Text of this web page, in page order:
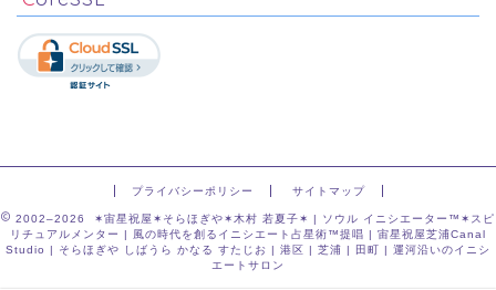
プライバシーポリシー サイトマップ
2002–2026 ✶宙星祝屋✶そらほぎや✶木村 若夏子✶ | ソウル イニシエーター™✶スピ
リチュアルメンター | 風の時代を創るイニシエート占星術™提唱 | 宙星祝屋芝浦Canal
Studio | そらほぎや しばうら かなる すたじお | 港区 | 芝浦 | 田町 | 運河沿いのイニシ
エートサロン